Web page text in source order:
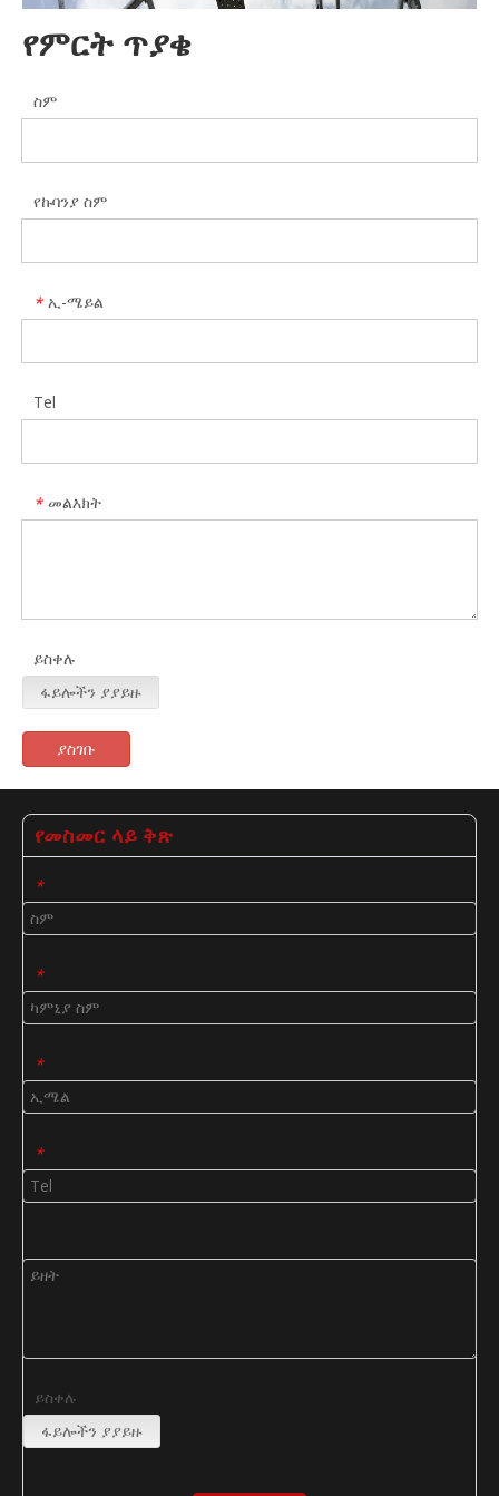
የምርት ጥያቄ
ስም
የኩባንያ ስም
* ኢ-ሜይል
Tel
* መልእክት
ይስቀሉ
ፋይሎችን ያያይዙ
ያስገቡ
የመስመር ላይ ቅጽ
*
*
*
*
ይስቀሉ
ፋይሎችን ያያይዙ